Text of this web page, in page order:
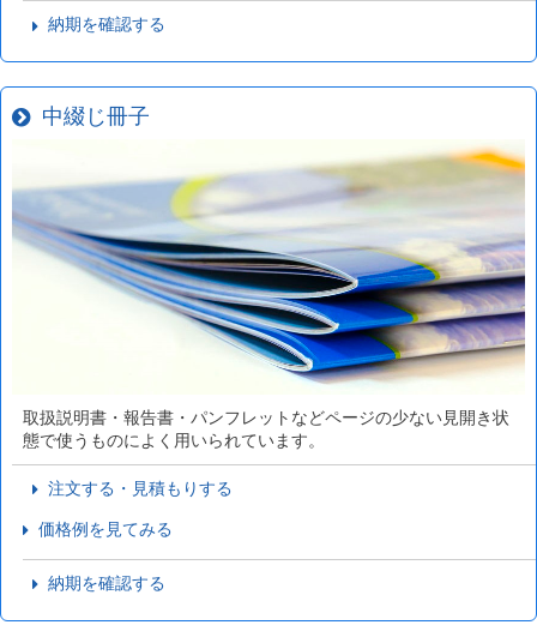
納期を確認する
中綴じ冊子
取扱説明書・報告書・パンフレットなどページの少ない見開き状
態で使うものによく用いられています。
注文する・見積もりする
価格例を見てみる
納期を確認する